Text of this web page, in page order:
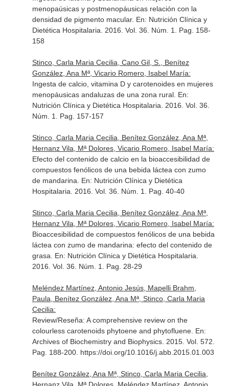
menopaúsicas y postmenopáusicas relación con la
densidad de pigmento macular. En: Nutrición Clínica y
Dietética Hospitalaria . 2016. Vol. 36. Núm. 1. Pag. 158-
158
Stinco, Carla Maria Cecilia, Cano Gil, S., Benítez
González, Ana Mª, Vicario Romero, Isabel María:
Ingesta de calcio, vitamina D y carotenoides en mujeres
menopáusicas andaluzas de una zona rural. En:
Nutrición Clínica y Dietética Hospitalaria . 2016. Vol. 36.
Núm. 1. Pag. 157-157
Stinco, Carla Maria Cecilia, Benítez González, Ana Mª,
Hernanz Vila, Mª Dolores, Vicario Romero, Isabel María:
Efecto del contenido de calcio en la bioaccesibilidad de
compuestos fenólicos de una bebida láctea con zumo
de mandarina. En: Nutrición Clínica y Dietética
Hospitalaria . 2016. Vol. 36. Núm. 1. Pag. 40-40
Stinco, Carla Maria Cecilia, Benítez González, Ana Mª,
Hernanz Vila, Mª Dolores, Vicario Romero, Isabel María:
Bioaccesibilidad de compuestos fenólicos de una bebida
láctea con zumo de mandarina: efecto del contenido de
grasa. En: Nutrición Clínica y Dietética Hospitalaria
2016. Vol. 36. Núm. 1. Pag. 28-29
Meléndez Martínez, Antonio Jesús, Mapelli Brahm,
Paula, Benítez González, Ana Mª, Stinco, Carla Maria
Cecilia:
Review/Reseña: A comprehensive review on the
colourless carotenoids phytoene and phytofluene. En:
Archives of Biochemistry and Biophysics. 2015. Vol. 572.
Pag. 188-200. https://doi.org/10.1016/j.abb.2015.01.003
Benítez González, Ana Mª, Stinco, Carla Maria Cecilia,